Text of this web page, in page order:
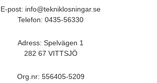
E-post: info@tekniklosningar.se
Telefon: 0435-56330
Adress: Spelvägen 1
282 67 VITTSJÖ
Org.nr: 556405-5209